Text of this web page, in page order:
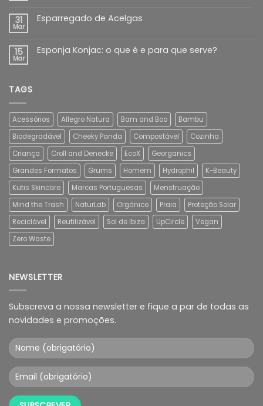
31
Mar
Esparregado de Acelgas
15
Mar
Esponja Konjac: o que é e para que serve?
TAGS
Acessórios Allegro Natura Bam and Boo
Bambu
Biodegradável
Cheeky Panda Compostável
Cozinha
Criança
Croll and Denecke EcoX
Georganics
Grandes Formatos
Grums Homem Hydrophil
K-Beauty
Kutis Skincare
Marcas Portuguesas
Menstruação
Mind the Trash
NaturLab Orgânico Praia
Proteção Solar
Reciclável
Reutilizável Sol de Ibiza UpCircle
Vegan
Zero Waste
NEWSLETTER
Subscreva a nossa newsletter e fique a par de todas as
novidades e promoções.